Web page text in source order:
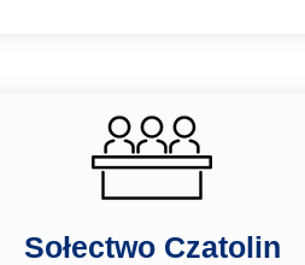
Sołectwo Czatolin